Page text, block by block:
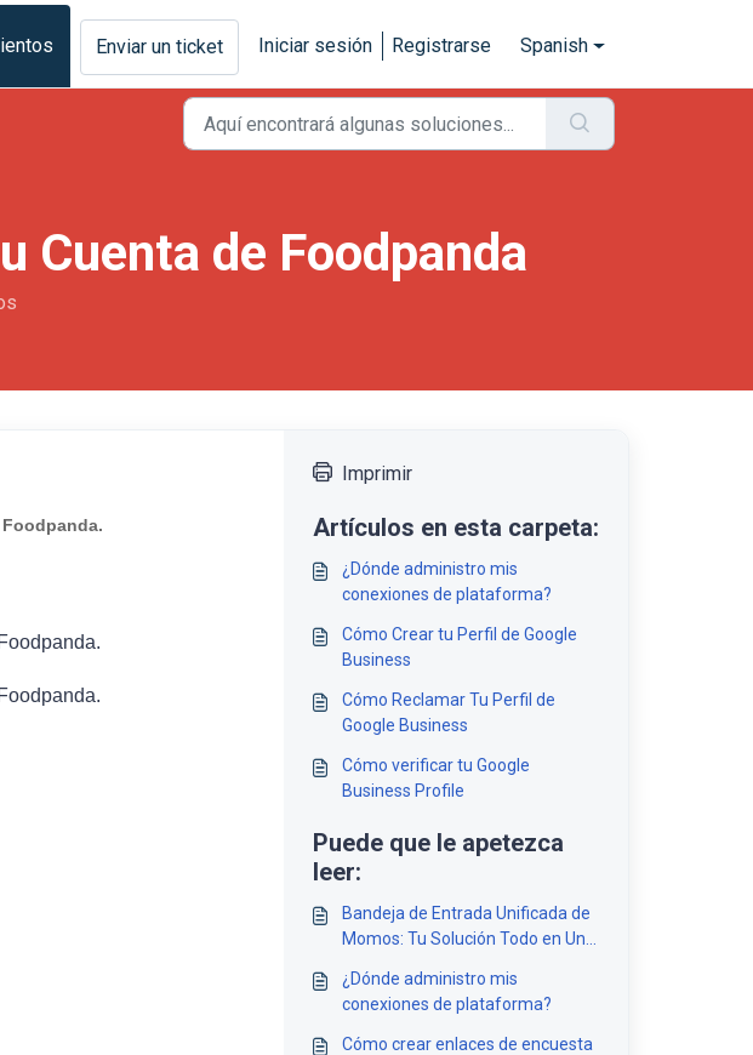
Enviar un ticket Iniciar sesión Registrarse Spanish
Cuenta de Foodpanda
Imprimir
Artículos en esta carpeta:
¿Dónde administro mis
conexiones de plataforma?
Cómo Crear tu Perfil de Google
Business
Cómo Reclamar Tu Perfil de
Google Business
Cómo verificar tu Google
Business Profile
Puede que le apetezca
leer:
Bandeja de Entrada Unificada de
Momos: Tu Solución Todo en Uno
¿Dónde administro mis
conexiones de plataforma?
Cómo crear enlaces de encuesta